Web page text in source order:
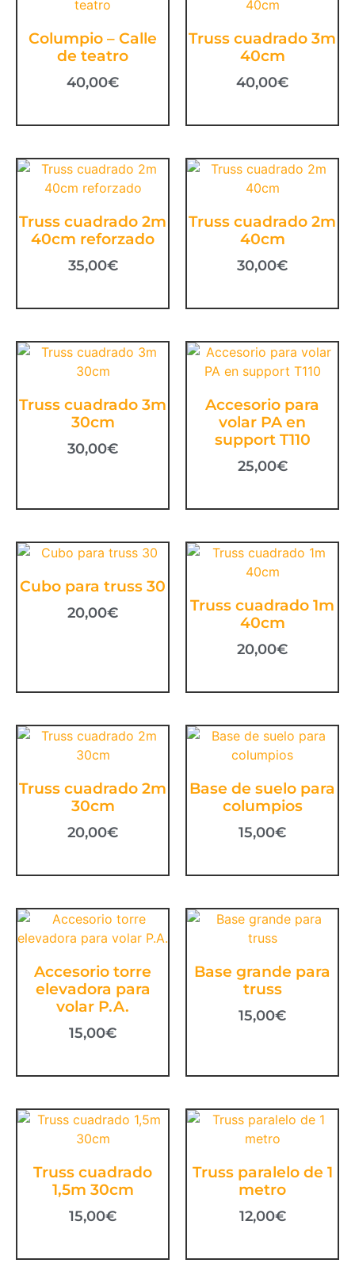
Columpio – Calle
de teatro
40,00€
Truss cuadrado 3m
40cm
40,00€
Truss cuadrado 2m
40cm reforzado
35,00€
Truss cuadrado 2m
40cm
30,00€
Truss cuadrado 3m
30cm
30,00€
Accesorio para
volar PA en
support T110
25,00€
Cubo para truss 30
20,00€
Truss cuadrado 1m
40cm
20,00€
Truss cuadrado 2m
30cm
20,00€
Base de suelo para
columpios
15,00€
Accesorio torre
elevadora para
volar P.A.
15,00€
Base grande para
truss
15,00€
Truss cuadrado
1,5m 30cm
15,00€
Truss paralelo de 1
metro
12,00€